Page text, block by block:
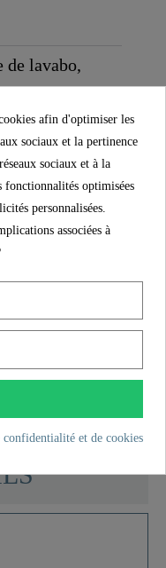
de lavabo,
114,99 €
afin d'optimiser les
sociaux et la pertinence
sociaux et à la
optimisées
personnalisées.
associées à
et de cookies